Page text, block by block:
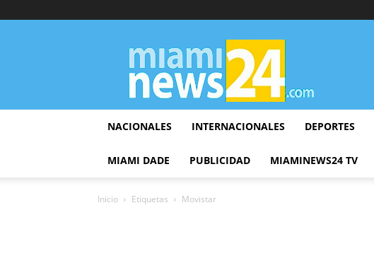
▷
Miami
News
24
NACIONALES INTERNACIONALES DEPORTES
MIAMI DADE PUBLICIDAD MIAMINEWS24 TV
Inicio Etiquetas Movistar